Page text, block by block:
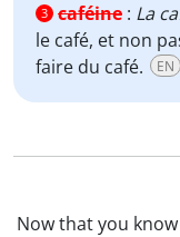
3 caféine : La
le café, et non
faire du café.
EN
Now that you